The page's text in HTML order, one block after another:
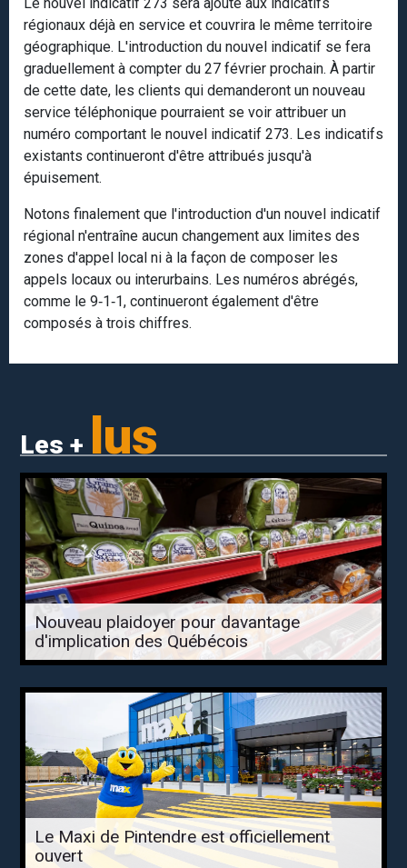
régionaux déjà en service et couvrira le même territoire
géographique. L'introduction du nouvel indicatif se fera
graduellement à compter du 27 février prochain. À partir
de cette date, les clients qui demanderont un nouveau
service téléphonique pourraient se voir attribuer un
numéro comportant le nouvel indicatif 273. Les indicatifs
existants continueront d'être attribués jusqu'à
épuisement.
Notons finalement que l'introduction d'un nouvel indicatif
régional n'entraîne aucun changement aux limites des
zones d'appel local ni à la façon de composer les
appels locaux ou interurbains. Les numéros abrégés,
comme le 9‑1‑1, continueront également d'être
composés à trois chiffres.
Les + lus
Nouveau plaidoyer pour davantage
d'implication des Québécois
Le Maxi de Pintendre est officiellement
ouvert